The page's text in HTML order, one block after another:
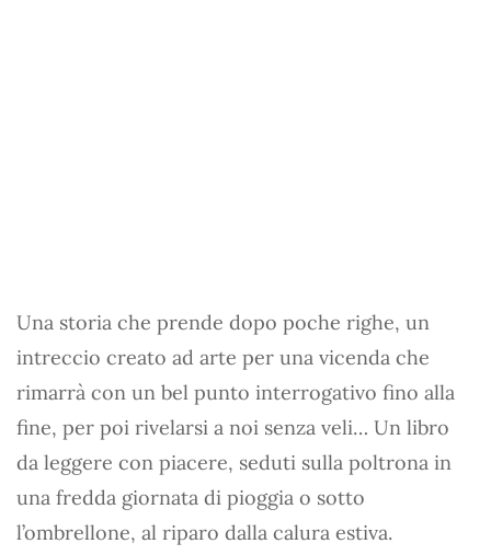
Una storia che prende dopo poche righe, un
intreccio creato ad arte per una vicenda che
rimarrà con un bel punto interrogativo fino alla
fine, per poi rivelarsi a noi senza veli… Un libro
da leggere con piacere, seduti sulla poltrona in
una fredda giornata di pioggia o sotto
l’ombrellone, al riparo dalla calura estiva.